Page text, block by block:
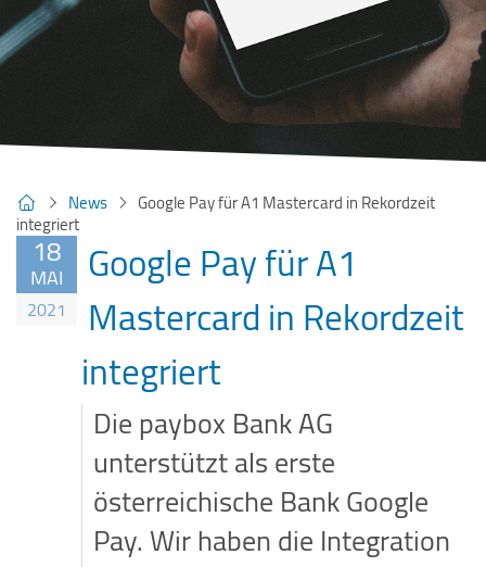
News Google Pay für A1 Mastercard in Rekordzeit
integriert
18
MAI
2021
Google Pay für A1
Mastercard in Rekordzeit
integriert
Die paybox Bank AG
unterstützt als erste
österreichische Bank Google
Pay. Wir haben die Integration